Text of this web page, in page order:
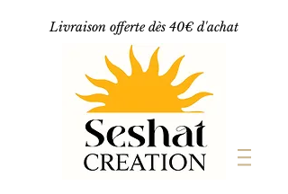
Livraison offerte dès 40€ d'achat